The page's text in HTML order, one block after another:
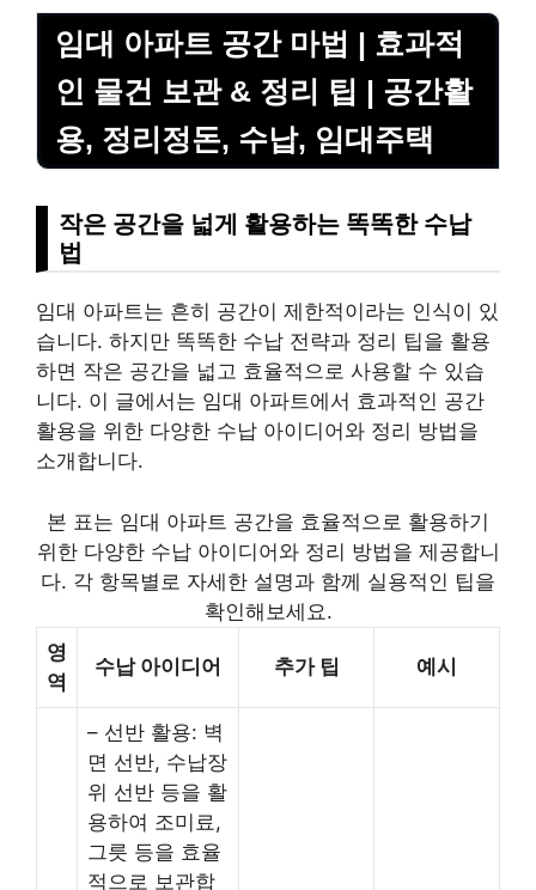
임대 아파트 공간 마법 | 효과적
인 물건 보관 & 정리 팁 | 공간활
용, 정리정돈, 수납, 임대주택
작은 공간을 넓게 활용하는 똑똑한 수납
법
임대 아파트는 흔히 공간이 제한적이라는 인식이 있
습니다. 하지만 똑똑한 수납 전략과 정리 팁을 활용
하면 작은 공간을 넓고 효율적으로 사용할 수 있습
니다. 이 글에서는 임대 아파트에서 효과적인 공간
활용을 위한 다양한 수납 아이디어와 정리 방법을
소개합니다.
본 표는 임대 아파트 공간을 효율적으로 활용하기
위한 다양한 수납 아이디어와 정리 방법을 제공합니
다. 각 항목별로 자세한 설명과 함께 실용적인 팁을
확인해보세요.
영
역
수납 아이디어 추가 팁 예시
– 선반 활용: 벽
면 선반, 수납장
위 선반 등을 활
용하여 조미료,
그릇 등을 효율
적으로 보관합